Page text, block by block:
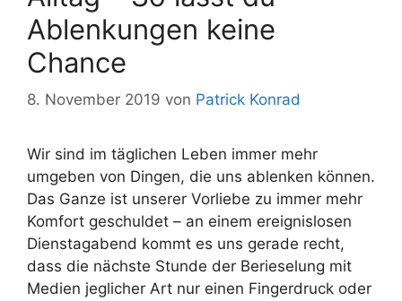
Ablenkungen keine
Chance
8. November 2019 von Patrick Konrad
Wir sind im täglichen Leben immer mehr
umgeben von Dingen, die uns ablenken können.
Das Ganze ist unserer Vorliebe zu immer mehr
Komfort geschuldet – an einem ereignislosen
Dienstagabend kommt es uns gerade recht,
dass die nächste Stunde der Berieselung mit
Medien jeglicher Art nur einen Fingerdruck oder